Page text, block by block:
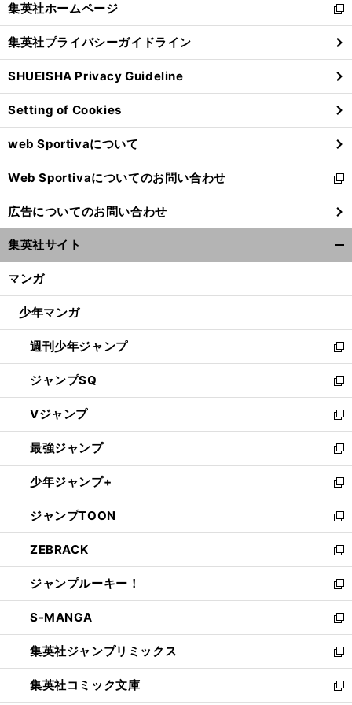
閉
る
集英社ホームページ
新
し
い
ウ
ィ
ン
ド
ウ
で
開
く
集英社プライバシーガイドライン
SHUEISHA Privacy Guideline
Setting of Cookies
web Sportivaについて
Web Sportivaについてのお問い合わせ
新
し
い
ウ
ィ
ン
ウ
開
く
広告についてのお問い合わせ
集英社サイト
マンガ
少年マンガ
週刊少年ジャンプ
新
し
い
ウ
ィ
ン
ド
ウ
で
開
く
ジャンプSQ
新
し
い
ウ
ィ
ン
ド
ウ
で
開
く
Vジャンプ
新
し
い
ウ
ィ
ン
ド
ウ
で
開
く
最強ジャンプ
新
し
い
ウ
ィ
ン
ド
ウ
で
開
く
少年ジャンプ+
新
し
い
ウ
ィ
ン
ド
ウ
で
開
く
ジャンプTOON
新
し
い
ウ
ィ
ン
ド
ウ
で
開
く
ZEBRACK
新
し
い
ウ
ィ
ン
ド
ウ
で
開
ジャンプルーキー！
新
し
い
ウ
ィ
ン
ド
S-MANGA
新
し
い
ウ
ィ
集英社ジャンプリミックス
新
し
い
集英社コミック文庫
新